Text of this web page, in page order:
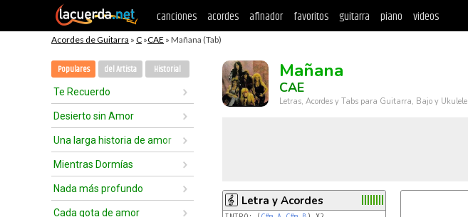
canciones acordes afinador favoritos guitarra piano videos
Acordes de Guitarra » C »CAE » Mañana (Tab)
Populares del Artista Historial
Te Recuerdo
Desierto sin Amor
Una larga historia de amor
Mientras Dormías
Nada más profundo
Cada gota de amor
Mañana
CAE
Letras, Acordes y Tabs para Guitarra, Bajo y Ukulele
Letra y Acordes